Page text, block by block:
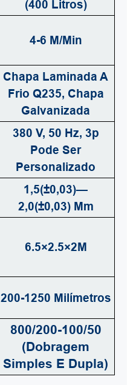
(400 Litros)
4-6 M/min
Chapa Laminada A
Frio Q235, Chapa
Galvanizada
380 V, 50 Hz, 3p
Pode Ser
Personalizado
1,5(±0,03)—
2,0(±0,03) Mm
6.5×2.5×2M
200-1250 Milímetros
800/200-100/50
(dobragem
Simples E Dupla)